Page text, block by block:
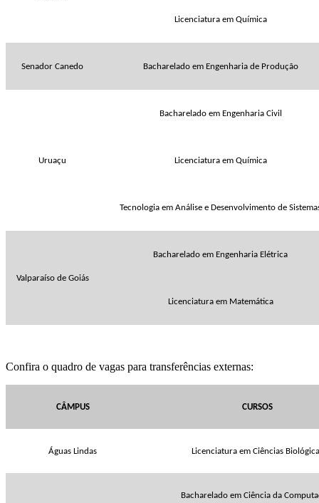
Licenciatura em Química
Senador Canedo Bacharelado em Engenharia de Produção
Uruaçu
Bacharelado em Engenharia Civil
Licenciatura em Química
Tecnologia em Análise e Desenvolvimento de
Valparaíso de Goiás
Bacharelado em Engenharia Elétrica
Licenciatura em Matemática
Confira o quadro de vagas para transferências externas:
CÂMPUS CURSOS
Águas Lindas Licenciatura em Ciências
Bacharelado em Ciência da